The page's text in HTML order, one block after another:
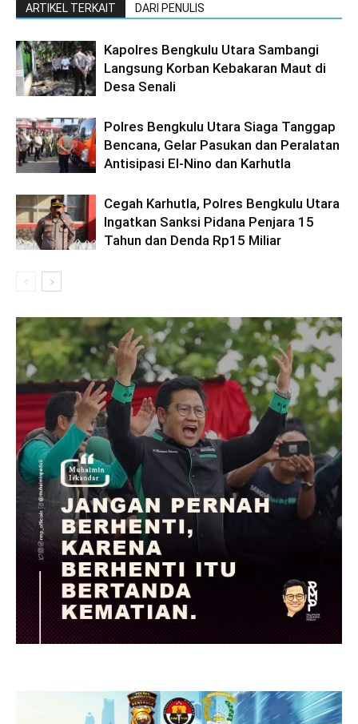
ARTIKEL TERKAIT DARI PENULIS
Kapolres Bengkulu Utara Sambangi
Langsung Korban Kebakaran Maut di
Desa Senali
Polres Bengkulu Utara Siaga Tanggap
Bencana, Gelar Pasukan dan Peralatan
Antisipasi El-Nino dan Karhutla
Cegah Karhutla, Polres Bengkulu Utara
Ingatkan Sanksi Pidana Penjara 15
Tahun dan Denda Rp15 Miliar